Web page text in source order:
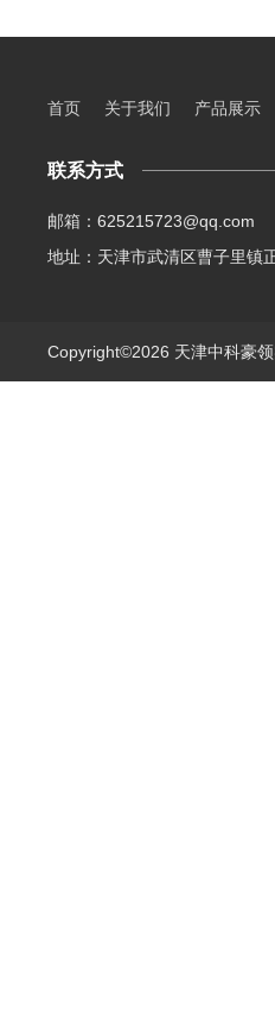
首页 关于我们 产品展示
联系方式
邮箱：625215723@qq.com
地址：天津市武清区曹子里镇
Copyright©2026 天津中科豪